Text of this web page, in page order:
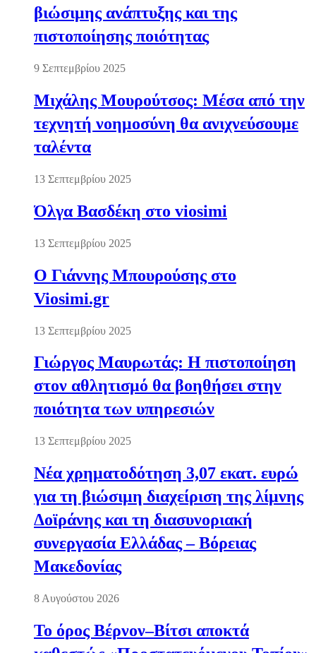
βιώσιμης ανάπτυξης και της
πιστοποίησης ποιότητας
9 Σεπτεμβρίου 2025
Μιχάλης Μουρούτσος: Μέσα από την
τεχνητή νοημοσύνη θα ανιχνεύσουμε
ταλέντα
13 Σεπτεμβρίου 2025
Όλγα Βασδέκη στο viosimi
13 Σεπτεμβρίου 2025
Ο Γιάννης Μπουρούσης στο
Viosimi.gr
13 Σεπτεμβρίου 2025
Γιώργος Μαυρωτάς: Η πιστοποίηση
στον αθλητισμό θα βοηθήσει στην
ποιότητα των υπηρεσιών
13 Σεπτεμβρίου 2025
Νέα χρηματοδότηση 3,07 εκατ. ευρώ
για τη βιώσιμη διαχείριση της λίμνης
Δοϊράνης και τη διασυνοριακή
συνεργασία Ελλάδας – Βόρειας
Μακεδονίας
8 Αυγούστου 2026
Το όρος Βέρνον–Βίτσι αποκτά